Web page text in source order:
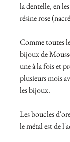
la dentelle, en
résine rose
Comme toutes
bijoux de
une à la fois et
plusieurs mois
les bijoux.
Les boucles
le métal est de